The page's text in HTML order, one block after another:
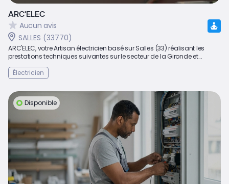
ARC'ELEC
Aucun avis
SALLES (33770)
ARC'ELEC, votre Artisan électricien basé sur Salles (33) réalisant les
prestations techniques suivantes sur le secteur de la Gironde et...
Électricien
Disponible